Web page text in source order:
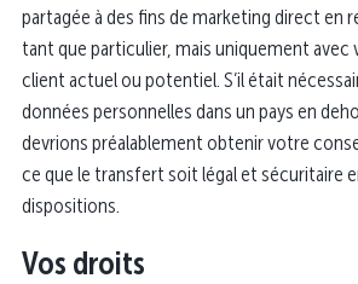
partagée à des fins de marketing direct en
tant que particulier, mais uniquement avec
client actuel ou potentiel. S’il était
données personnelles dans un pays en
devrions préalablement obtenir votre
ce que le transfert soit légal et sécuritaire
dispositions.
Vos droits